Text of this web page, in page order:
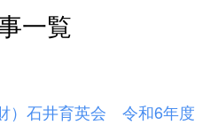
一覧
）石井育英会 令和6年度